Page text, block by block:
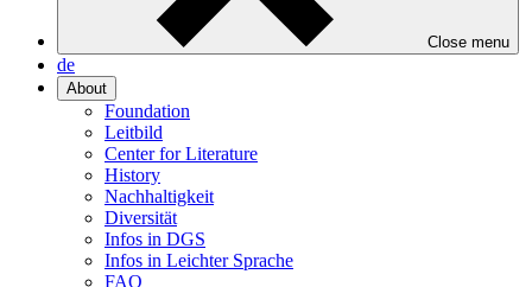
Close menu
de
About
Foundation
Leitbild
Center for Literature
History
Nachhaltigkeit
Diversität
Infos in DGS
Infos in Leichter Sprache
FAQ